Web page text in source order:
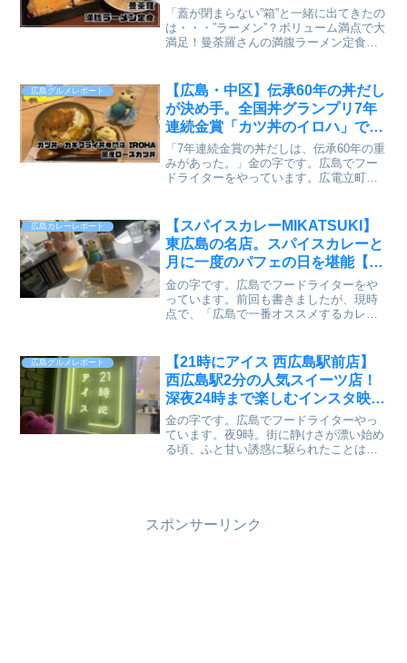
レビュー【かえるのピクルスと実
食レビュー】
「蓋が閉まらない”箱”と一緒に出てきたの
は・・・”ラーメン”？ボリューム満点で大
満足！曼荼羅さんの満腹ラーメン定食」
紹介されたので、ご存じの方もいらっし
ゃるかと思います...
広島グルメレポート
【広島・中区】伝承60年の丼だし
が決め手。全国丼グランプリ7年
連続金賞「カツ丼のイロハ」で味
わう国産ロースカツ丼【かえるの
ピクルスと実食レビュー】
「7年連続金賞の丼だしは、伝承60年の重
みがあった。」金の字です。広島でフー
ドライターをやっています。広電立町電
区矢賀で営業していた「四代目いろは」
が、2026年5...
広島カレーレポート
【スパイスカレーMIKATSUKI】
東広島の名店。スパイスカレーと
月に一度のパフェの日を堪能【か
えるのピクルス】(2025.09)
金の字です。広島でフードライターをや
っています。前回も書きましたが、現時
点で、「広島で一番オススメするカレー
レーMIKATSUKI」（スパイスカレーミカ
ツキ）さん。と。...
広島グルメレポート
【21時にアイス 西広島駅前店】
西広島駅2分の人気スイーツ店！
深夜24時まで楽しむインスタ映え
デザート
金の字です。広島でフードライターやっ
ています。夜9時。街に静けさが漂い始め
る頃、ふと甘い誘惑に駆られたことはあ
スポンサーリンク